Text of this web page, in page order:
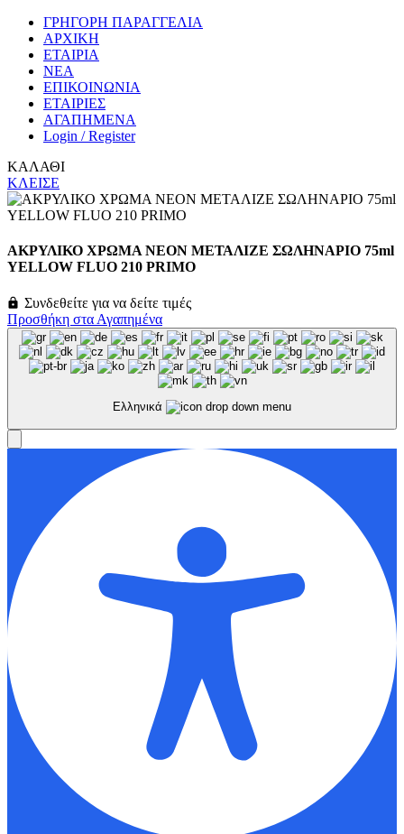
ΓΡΗΓΟΡΗ ΠΑΡΑΓΓΕΛΙΑ
ΑΡΧΙΚΗ
ΕΤΑΙΡΙΑ
ΝΕΑ
ΕΠΙΚΟΙΝΩΝΙΑ
ΕΤΑΙΡΙΕΣ
ΑΓΑΠΗΜΕΝΑ
Login / Register
ΚΑΛΑΘΙ
ΚΛΕΙΣΕ
ΑΚΡΥΛΙΚΟ ΧΡΩΜΑ ΝΕΟΝ ΜΕΤΑΛΙΖΕ ΣΩΛΗΝΑΡΙΟ 75ml
YELLOW FLUO 210 PRIMO
Συνδεθείτε για να δείτε τιμές
Προσθήκη στα Αγαπημένα
Ελληνικά